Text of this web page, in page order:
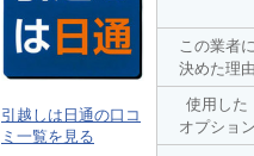
引越しは日通の口コ
ミ一覧を見る
この業者
決めた理
使用した
オプショ